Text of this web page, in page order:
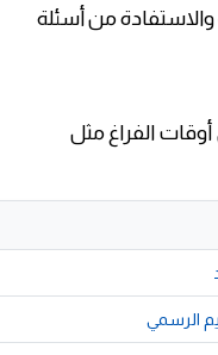
والاستفادة من أسئلة
الفراغ مثل